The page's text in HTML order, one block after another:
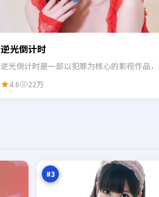
逆光倒计时
逆光倒计时是一部以犯罪为核心的影视作品
4.6 22万
#3